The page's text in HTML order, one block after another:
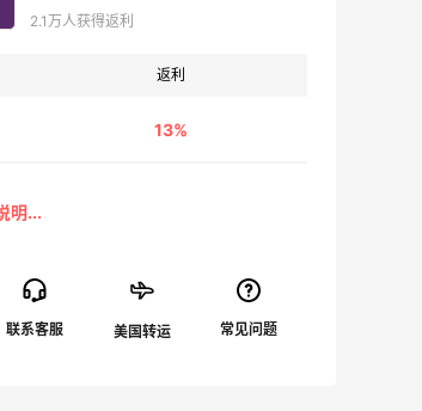
2.1万人获得返利
返利
13%
美国转运